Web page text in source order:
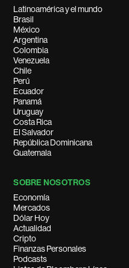
Latinoamérica y el mundo
Brasil
México
Argentina
Colombia
Venezuela
Chile
Perú
Ecuador
Panamá
Uruguay
Costa Rica
El Salvador
República Dominicana
Guatemala
SOBRE NOSOTROS
Economía
Mercados
Dólar Hoy
Actualidad
Cripto
Finanzas Personales
Podcasts